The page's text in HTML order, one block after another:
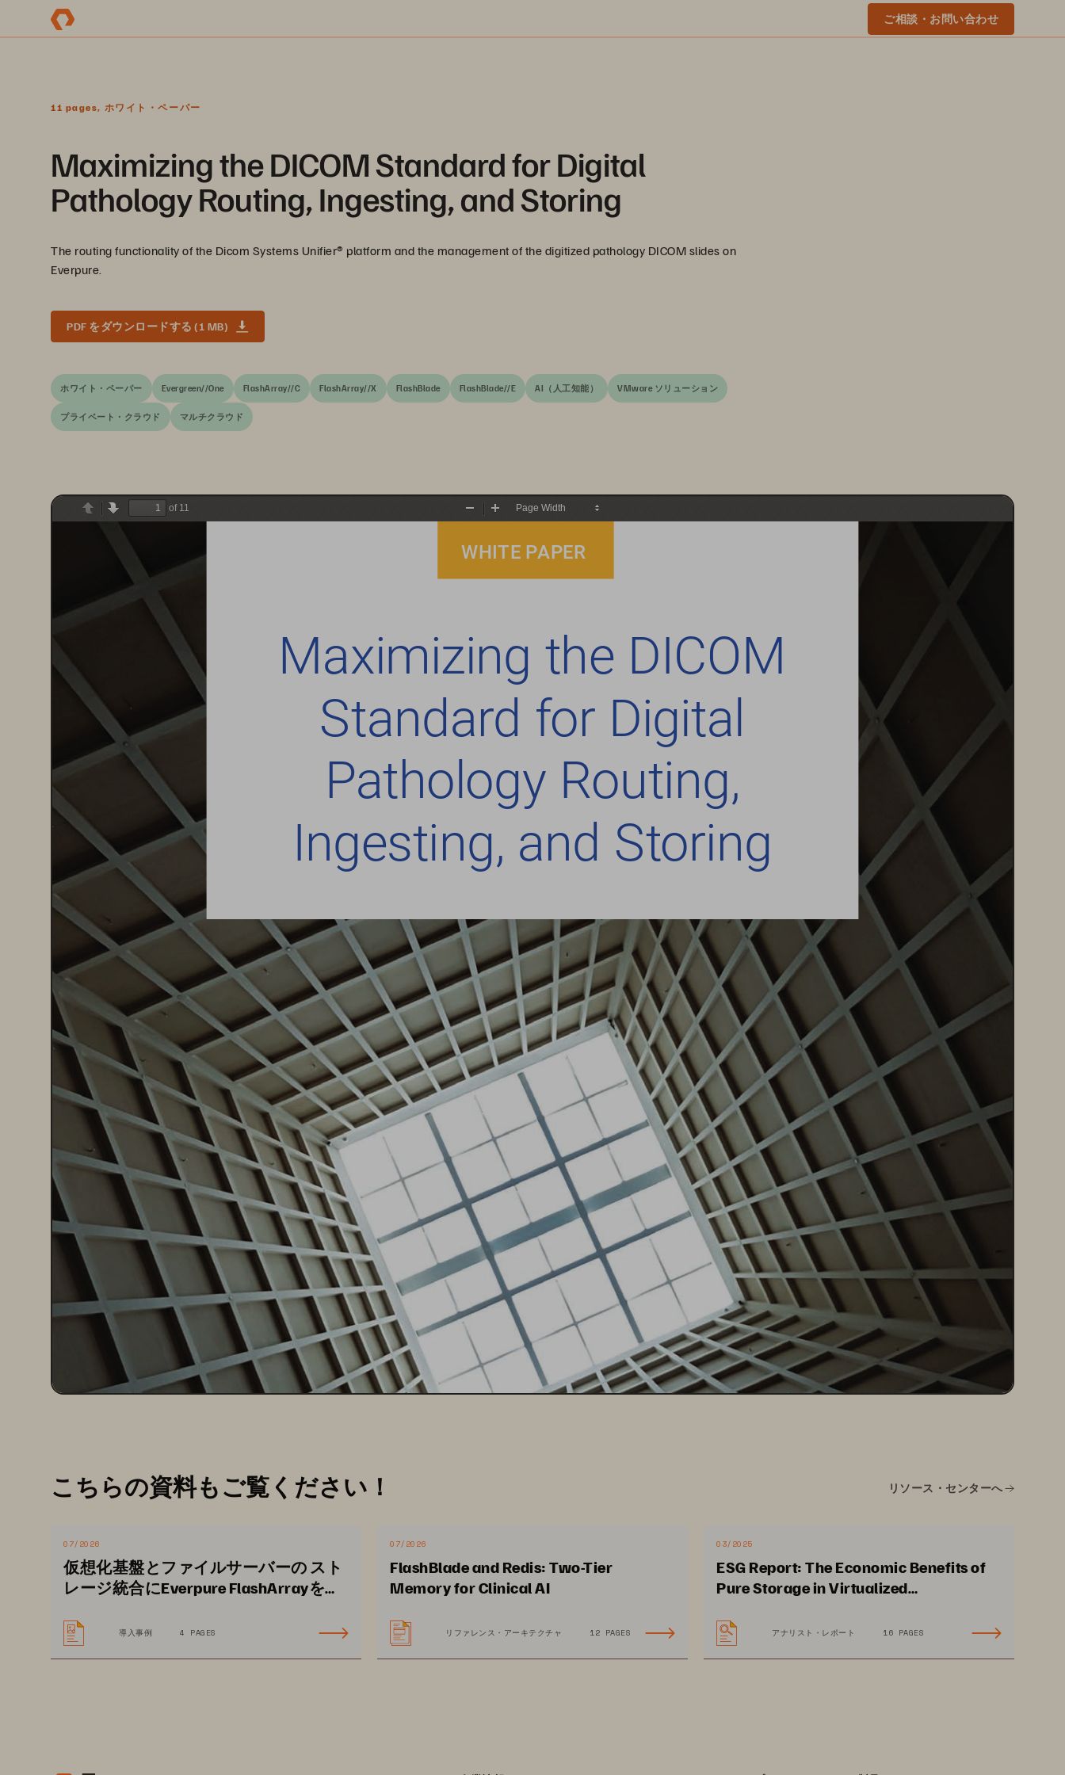
ご相談・お問い合わせ
11 pages, ホワイト・ペーパー
Maximizing the DICOM Standard for Digital
Pathology Routing, Ingesting, and Storing
The routing functionality of the Dicom Systems Unifier®️ platform and the management of the digitized pathology DICOM slides on
Everpure.
PDF をダウンロードする (1 MB)
ホワイト・ペーパー Evergreen//One FlashArray//C FlashArray//X FlashBlade FlashBlade//E AI（人工知能） VMware ソリューション
プライベート・クラウド マルチクラウド
PreviousNext
of 11
Zoom
Maximizing the DICOM
Standard for Digital
Pathology Routing,
Ingesting, and Storing
WHITE PAPER
こちらの資料もご覧ください！ リソース・センターへ
07/2026
仮想化基盤とファイルサーバーの スト
レージ統合にEverpure FlashArrayを活
期待
導入事例 4 PAGES
07/2026
FlashBlade and Redis: Two-Tier
Memory for Clinical AI
リファレンス・アーキテクチャ 12 PAGES
03/2025
ESG Report: The Economic Benefits of
Pure Storage in Virtualized
アナリスト・レポート 16 PAGES